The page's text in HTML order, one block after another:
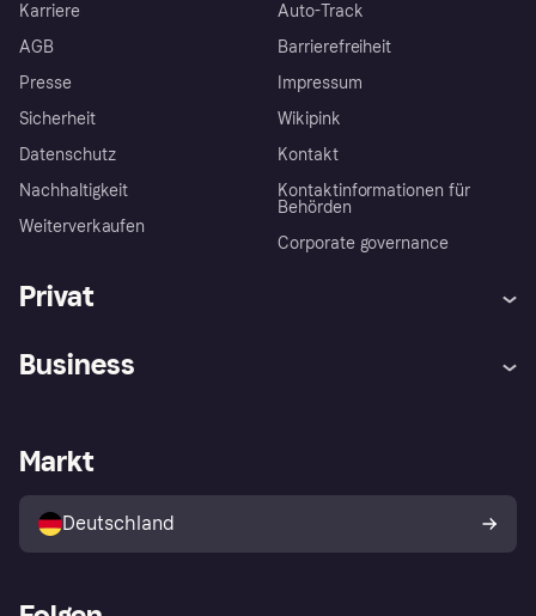
Karriere
AGB
Presse
Sicherheit
Datenschutz
Nachhaltigkeit
Weiterverkaufen
Auto-Track
Barrierefreiheit
Impressum
Wikipink
Kontakt
Kontaktinformationen für
Behörden
Corporate governance
Privat
Klarna App
Shops entdecken
Käuferschutzrichtlinie
Dein Widerrufsrecht
Business
Händlerportal
Markt
Deutschland